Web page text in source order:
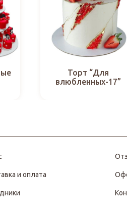
Торт “Для
влюбленных-17”
и оплата